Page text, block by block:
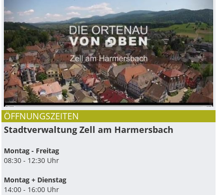
ÖFFNUNGSZEITEN
Stadtverwaltung Zell am Harmersbach
Montag - Freitag
08:30 - 12:30 Uhr
Montag + Dienstag
14:00 - 16:00 Uhr